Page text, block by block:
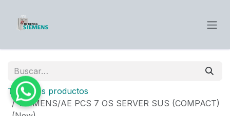
Todos los productos
SIEMENS/AE PCS 7 OS SERVER SUS (COMPACT)